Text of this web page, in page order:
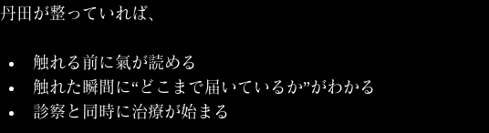
丹田が整っていれば、
触れる前に氣が読める
触れた瞬間に“どこまで届いているか”がわかる
診察と同時に治療が始まる